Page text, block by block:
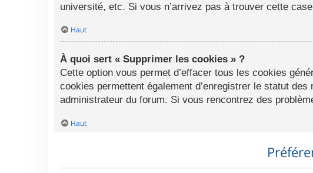
université, etc. Si vous n’arrivez pas à trouver cette
Haut
À quoi sert « Supprimer les cookies » ?
Cette option vous permet d’effacer tous les cookies
cookies permettent également d’enregistrer le statut
administrateur du forum. Si vous rencontrez des
Haut